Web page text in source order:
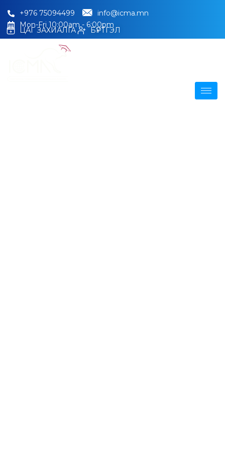
+976 75094499
info@icma.mn
Mon-Fri 10:00am - 6:00pm
ЦАГ ЗАХИАЛГА БҮРТГЭЛ